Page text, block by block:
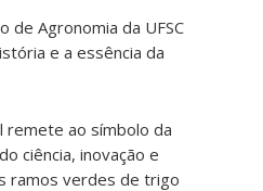
de Agronomia da UFSC
e a essência da
remete ao símbolo da
ciência, inovação e
ramos verdes de trigo